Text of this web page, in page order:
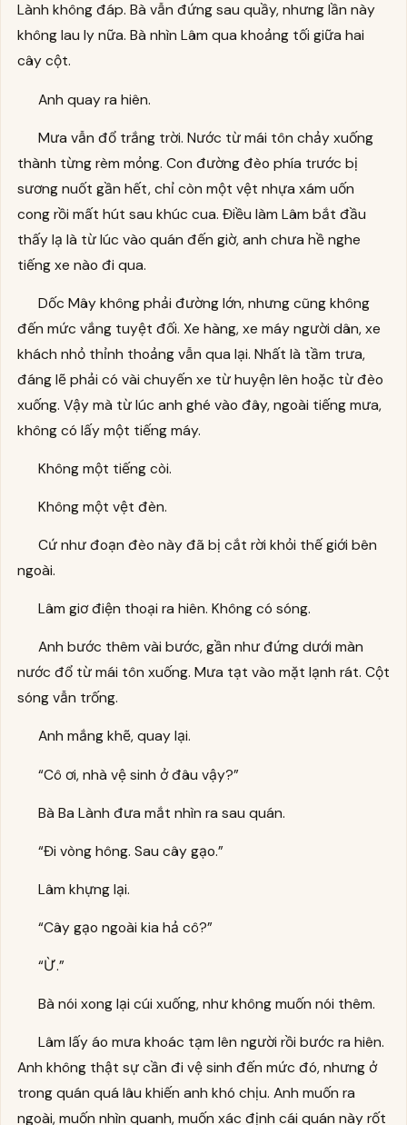
Lành không đáp. Bà vẫn đứng sau quầy, nhưng lần này
không lau ly nữa. Bà nhìn Lâm qua khoảng tối giữa hai
cây cột.
Anh quay ra hiên.
Mưa vẫn đổ trắng trời. Nước từ mái tôn chảy xuống
thành từng rèm mỏng. Con đường đèo phía trước bị
sương nuốt gần hết, chỉ còn một vệt nhựa xám uốn
cong rồi mất hút sau khúc cua. Điều làm Lâm bắt đầu
thấy lạ là từ lúc vào quán đến giờ, anh chưa hề nghe
tiếng xe nào đi qua.
Dốc Mây không phải đường lớn, nhưng cũng không
đến mức vắng tuyệt đối. Xe hàng, xe máy người dân, xe
khách nhỏ thỉnh thoảng vẫn qua lại. Nhất là tầm trưa,
đáng lẽ phải có vài chuyến xe từ huyện lên hoặc từ đèo
xuống. Vậy mà từ lúc anh ghé vào đây, ngoài tiếng mưa,
không có lấy một tiếng máy.
Không một tiếng còi.
Không một vệt đèn.
Cứ như đoạn đèo này đã bị cắt rời khỏi thế giới bên
ngoài.
Lâm giơ điện thoại ra hiên. Không có sóng.
Anh bước thêm vài bước, gần như đứng dưới màn
nước đổ từ mái tôn xuống. Mưa tạt vào mặt lạnh rát. Cột
sóng vẫn trống.
Anh mắng khẽ, quay lại.
“Cô ơi, nhà vệ sinh ở đâu vậy?”
Bà Ba Lành đưa mắt nhìn ra sau quán.
“Đi vòng hông. Sau cây gạo.”
Lâm khựng lại.
“Cây gạo ngoài kia hả cô?”
“Ừ.”
Bà nói xong lại cúi xuống, như không muốn nói thêm.
Lâm lấy áo mưa khoác tạm lên người rồi bước ra hiên.
Anh không thật sự cần đi vệ sinh đến mức đó, nhưng ở
trong quán quá lâu khiến anh khó chịu. Anh muốn ra
ngoài, muốn nhìn quanh, muốn xác định cái quán này rốt